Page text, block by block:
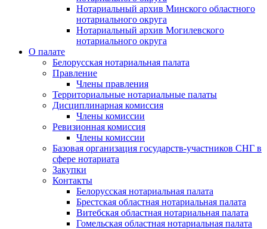
Нотариальный архив Минского областного
нотариального округа
Нотариальный архив Могилевского
нотариального округа
О палате
Белорусская нотариальная палата
Правление
Члены правления
Территориальные нотариальные палаты
Дисциплинарная комиссия
Члены комиссии
Ревизионная комиссия
Члены комиссии
Базовая организация государств-участников СНГ в
сфере нотариата
Закупки
Контакты
Белорусская нотариальная палата
Брестская областная нотариальная палата
Витебская областная нотариальная палата
Гомельская областная нотариальная палата